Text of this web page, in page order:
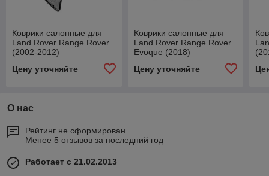
Коврики салонные для
Land Rover Range Rover
(2002-2012)
Цену уточняйте
Коврики салонные для
Land Rover Range Rover
Evoque (2018)
Цену уточняйте
О нас
Рейтинг не сформирован
Менее 5 отзывов за последний год
Работает с 21.02.2013